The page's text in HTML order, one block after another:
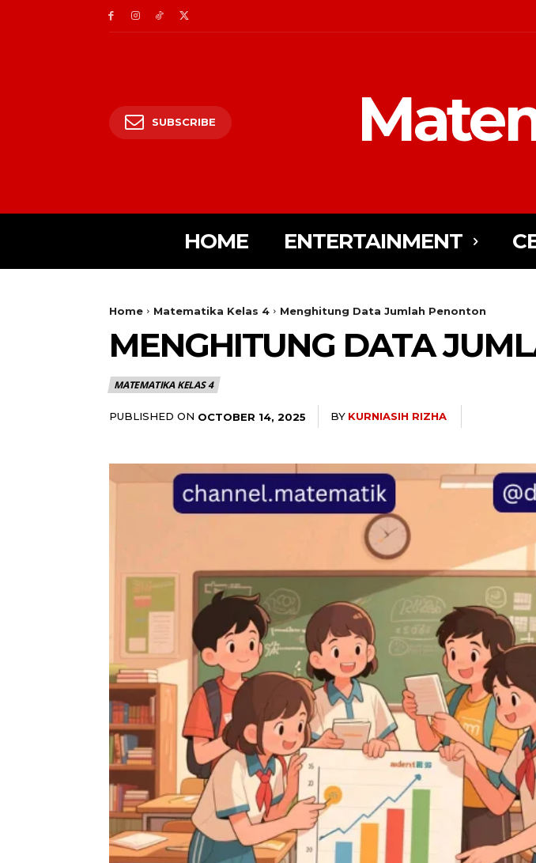
SUBSCRIBE
HOME ENTERTAINMENT
Home Matematika Kelas 4 Menghitung Data Jumlah Penonton
MENGHITUNG DATA
MATEMATIKA KELAS 4
PUBLISHED ON OCTOBER 14, 2025 BY KURNIASIH RIZHA